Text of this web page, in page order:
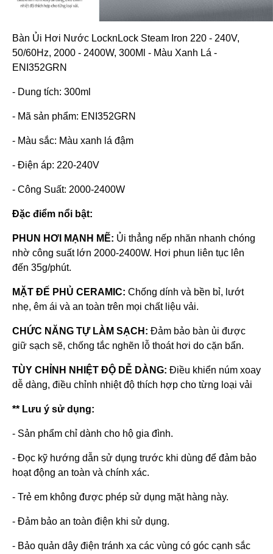
Bàn Ủi Hơi Nước LocknLock Steam Iron 220 - 240V,
50/60Hz, 2000 - 2400W, 300Ml - Màu Xanh Lá -
ENI352GRN
- Dung tích: 300ml
- Mã sản phẩm: ENI352GRN
- Màu sắc: Màu xanh lá đậm
- Điện áp: 220-240V
- Công Suất: 2000-2400W
Đặc điểm nổi bật:
PHUN HƠI MẠNH MẼ: Ủi thẳng nếp nhăn nhanh chóng
nhờ công suất lớn 2000-2400W. Hơi phun liên tục lên
đến 35g/phút.
MẶT ĐẾ PHỦ CERAMIC: Chống dính và bền bỉ, lướt
nhẹ, êm ái và an toàn trên mọi chất liệu vải.
CHỨC NĂNG TỰ LÀM SẠCH: Đảm bảo bàn ủi được
giữ sạch sẽ, chống tắc nghẽn lỗ thoát hơi do cặn bẩn.
TÙY CHỈNH NHIỆT ĐỘ DỄ DÀNG: Điều khiển núm xoay
dễ dàng, điều chỉnh nhiệt độ thích hợp cho từng loại vải
** Lưu ý sử dụng:
- Sản phẩm chỉ dành cho hộ gia đình.
- Đọc kỹ hướng dẫn sử dụng trước khi dùng để đảm bảo
hoạt động an toàn và chính xác.
- Trẻ em không được phép sử dụng mặt hàng này.
- Đảm bảo an toàn điện khi sử dụng.
- Bảo quản dây điện tránh xa các vùng có góc cạnh sắc